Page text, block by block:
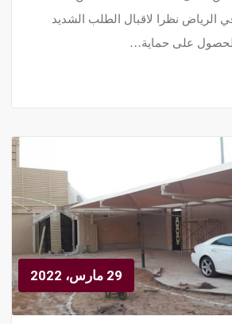
الرياض نظرا لاقبال الطلب الشديد
للحصول على حماية…
29 مارس، 2022